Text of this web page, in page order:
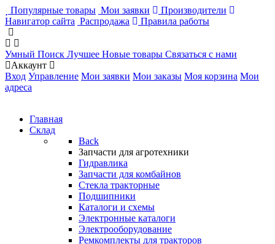
Популярные товары Мои заявки
Производители
Навигатор сайта Распродажа Правила работы
Умный Поиск Лучшее Новые товары Связаться с нами
Аккаунт
Вход Управление Мои заявки Мои заказы Моя корзина Мои
адреса
Главная
Склад
Back
Запчасти для агротехники
Гидравлика
Запчасти для комбайнов
Стекла тракторные
Подшипники
Каталоги и схемы
Электронные каталоги
Электрооборудование
Ремкомплекты для тракторов